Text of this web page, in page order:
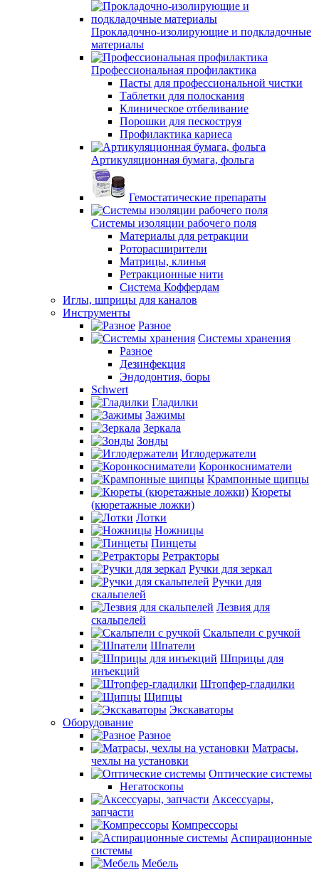
Прокладочно-изолирующие и подкладочные
материалы
Профессиональная профилактика
Пасты для профессиональной чистки
Таблетки для полоскания
Клиническое отбеливание
Порошки для пескоструя
Профилактика кариеса
Артикуляционная бумага, фольга
Гемостатические препараты
Системы изоляции рабочего поля
Материалы для ретракции
Роторасширители
Матрицы, клинья
Ретракционные нити
Система Коффердам
Иглы, шприцы для каналов
Инструменты
Разное
Системы хранения
Разное
Дезинфекция
Эндодонтия, боры
Schwert
Гладилки
Зажимы
Зеркала
Зонды
Иглодержатели
Коронкосниматели
Крампонные щипцы
Кюреты
(кюретажные ложки)
Лотки
Ножницы
Пинцеты
Ретракторы
Ручки для зеркал
Ручки для
скальпелей
Лезвия для
скальпелей
Скальпели с ручкой
Шпатели
Шприцы для
инъекций
Штопфер-гладилки
Щипцы
Экскаваторы
Оборудование
Разное
Матрасы,
чехлы на установки
Оптические системы
Негатоскопы
Аксессуары,
запчасти
Компрессоры
Аспирационные
системы
Мебель